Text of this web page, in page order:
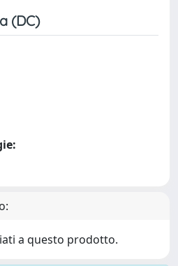
(DC)
a questo prodotto.